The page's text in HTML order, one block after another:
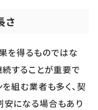
さ
を得るものではな
続することが重要で
組む業者も多く、契
になる場合もあり